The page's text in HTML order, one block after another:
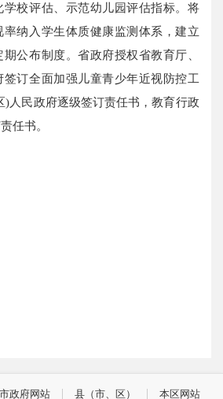
学校评估、示范幼儿园评估指标。将
率纳入学生体质健康监测体系，建立
公布制度。省政府授权省教育厅、
签订全面加强儿童青少年近视防控工
)人民政府逐级签订责任书，教育行政
任书。
政府网站 县（市、区） 本区网站